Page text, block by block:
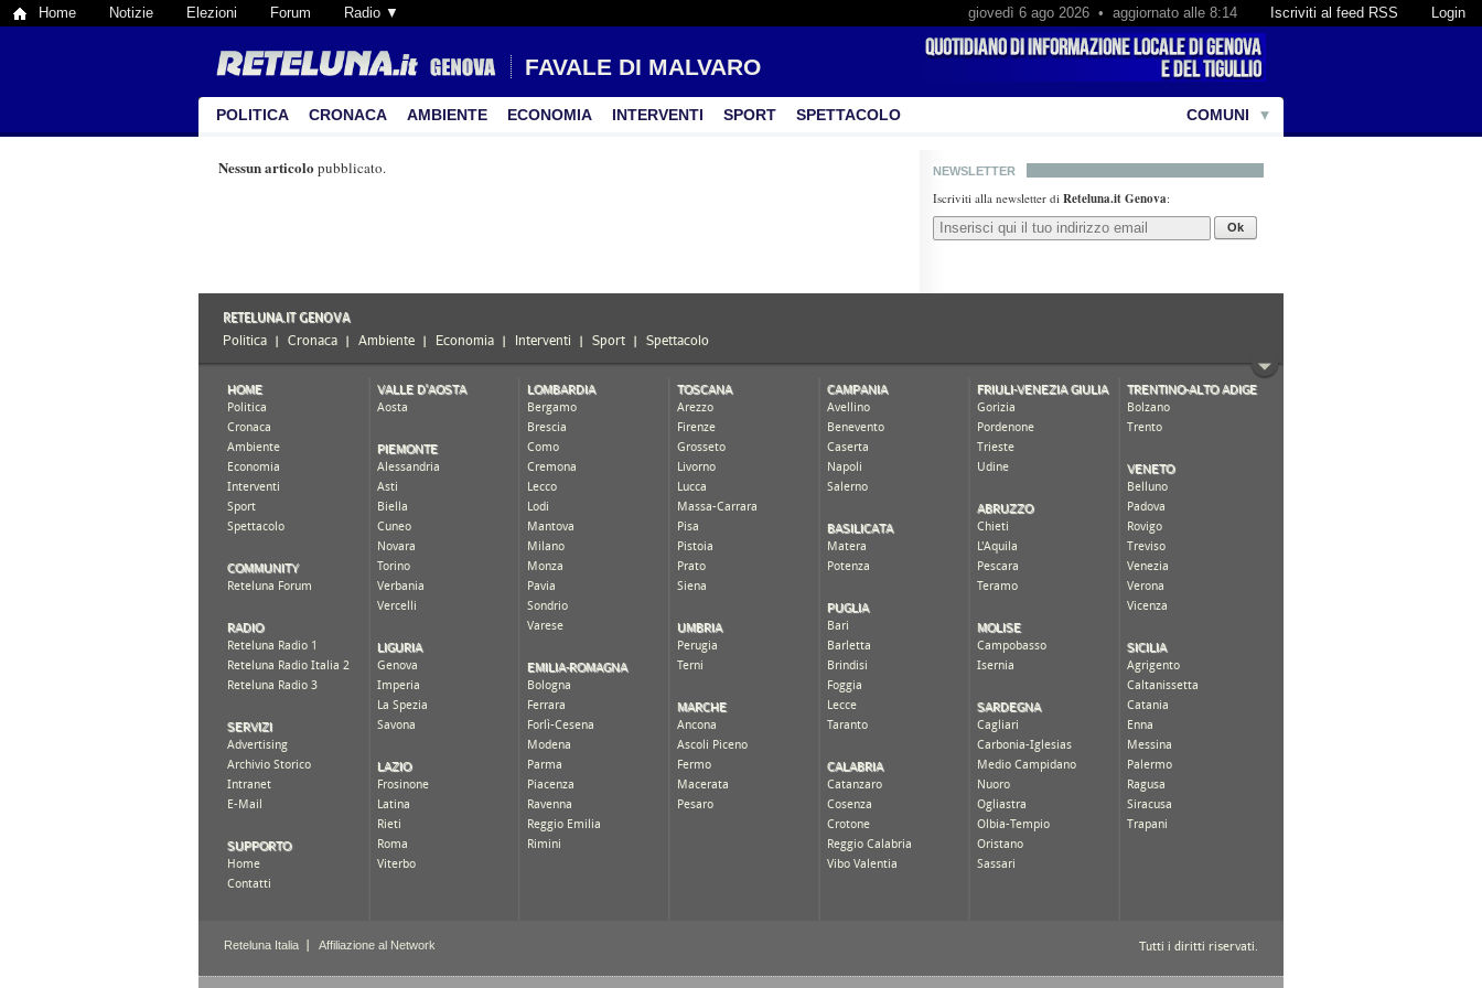
Home Notizie Elezioni Forum Radio ▼ Login
Iscriviti al feed RSS
giovedì 6 ago 2026 • aggiornato alle 8:14
FAVALE DI MALVARO
POLITICA CRONACA AMBIENTE ECONOMIA INTERVENTI SPORT SPETTACOLO COMUNI
NEWSLETTER
Iscriviti alla newsletter di Reteluna.it Genova:
Ok
Nessun articolo pubblicato.